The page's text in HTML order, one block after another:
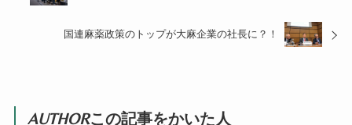
国連麻薬政策のトップが大麻企業の社長に？！
AUTHORこの記事をかいた人